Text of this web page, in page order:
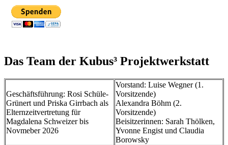
Das Team der Kubus³ Projektwerkstatt
Geschäftsführung: Rosi Schüle-
Grünert und Priska Girrbach als
Elternzeitvertretung für
Magdalena Schweizer bis
Novmeber 2026
Vorstand: Luise Wegner (1.
Vorsitzende)
Alexandra Böhm (2.
Vorsitzende)
Beisitzerinnen: Sarah Thölken,
Yvonne Engist und Claudia
Borowsky